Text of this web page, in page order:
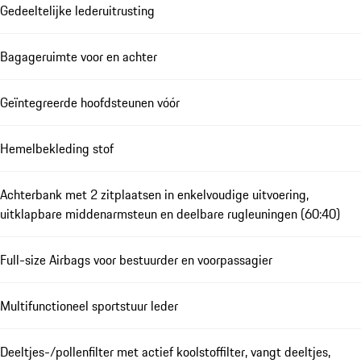
Gedeeltelijke lederuitrusting
Bagageruimte voor en achter
Geïntegreerde hoofdsteunen vóór
Hemelbekleding stof
Achterbank met 2 zitplaatsen in enkelvoudige uitvoering,
uitklapbare middenarmsteun en deelbare rugleuningen (60:40)
Full-size Airbags voor bestuurder en voorpassagier
Multifunctioneel sportstuur leder
Deeltjes-/pollenfilter met actief koolstoffilter, vangt deeltjes,